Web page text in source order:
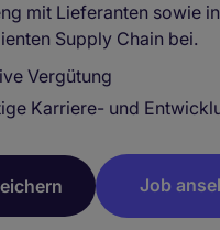
mit Lieferanten sowie
Supply Chain bei.
Vergütung
Karriere- und
Job